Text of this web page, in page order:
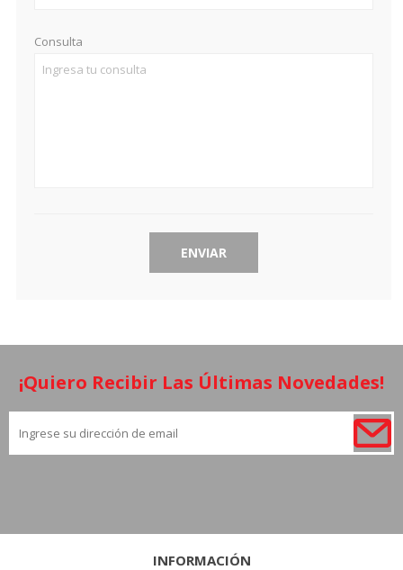
Consulta
¡Quiero Recibir Las Últimas Novedades!
INFORMACIÓN